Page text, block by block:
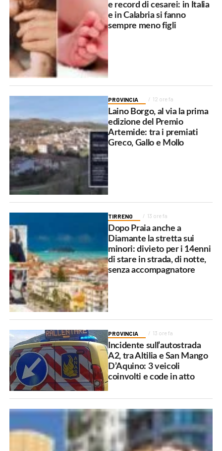
e record di cesarei: in Italia
e in Calabria si fanno
sempre meno figli
PROVINCIA 12 ore fa
Laino Borgo, al via la prima
edizione del Premio
Artemide: tra i premiati
Greco, Gallo e Mollo
TIRRENO 13 ore fa
Dopo Praia anche a
Diamante la stretta sui
minori: divieto per i 14enni
di stare in strada, di notte,
senza accompagnatore
PROVINCIA 13 ore fa
Incidente sull’autostrada
A2, tra Altilia e San Mango
D’Aquino: 3 veicoli
coinvolti e code in atto